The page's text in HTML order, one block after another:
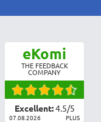
eKomi
THE FEEDBACK
COMPANY
Excellent:4.5/5
07.08.2026 PLUS